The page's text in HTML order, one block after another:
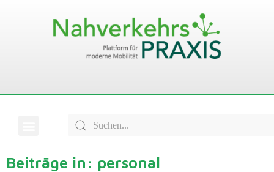
Beiträge in: personal